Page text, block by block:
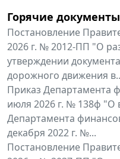
Горячие
Постановление
2026 г. № 2012-ПП "О
утверждении
дорожного движения
Приказ Департамента
июля 2026 г. № 138ф "О
Департамента
декабря 2022 г. №...
Постановление